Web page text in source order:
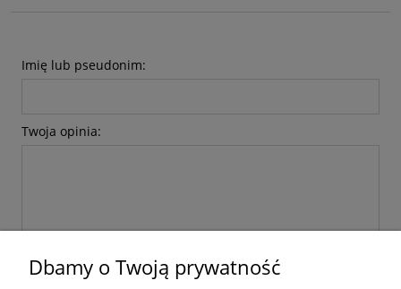
Imię lub pseudonim:
Twoja opinia:
Dbamy o Twoją prywatność